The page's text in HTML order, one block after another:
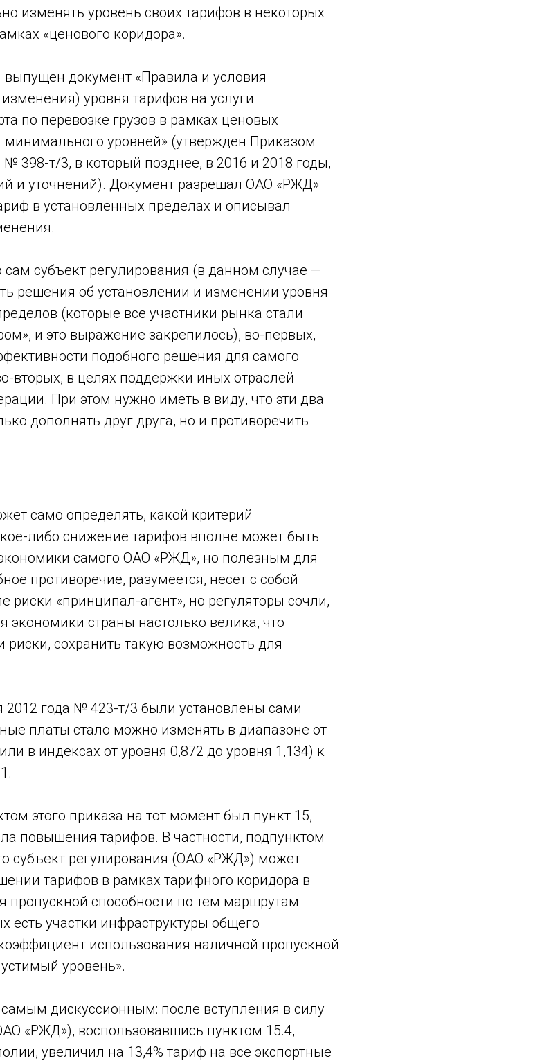
изменять уровень своих тарифов в некоторых
«ценового коридора».
выпущен документ «Правила и условия
уровня тарифов на услуги
по перевозке грузов в рамках ценовых
уровней» (утвержден Приказом
398-т/3, в который позднее, в 2016 и 2018 годы,
и уточнений). Документ разрешал ОАО «РЖД»
в установленных пределах и описывал
субъект регулирования (в данном случае —
решения об установлении и изменении уровня
(которые все участники рынка стали
и это выражение закрепилось), во-первых,
подобного решения для самого
вторых, в целях поддержки иных отраслей
При этом нужно иметь в виду, что эти два
дополнять друг друга, но и противоречить
само определять, какой критерий
либо снижение тарифов вполне может быть
самого ОАО «РЖД», но полезным для
противоречие, разумеется, несёт с собой
риски «принципал-агент», но регуляторы сочли,
экономики страны настолько велика, что
риски, сохранить такую возможность для
2012 года № 423-т/3 были установлены сами
платы стало можно изменять в диапазоне от
в индексах от уровня 0,872 до уровня 1,134) к
этого приказа на тот момент был пункт 15,
повышения тарифов. В частности, подпунктом
субъект регулирования (ОАО «РЖД») может
тарифов в рамках тарифного коридора в
пропускной способности по тем маршрутам
есть участки инфраструктуры общего
использования наличной пропускной
уровень».
дискуссионным: после вступления в силу
«РЖД»), воспользовавшись пунктом 15.4,
увеличил на 13,4% тариф на все экспортные